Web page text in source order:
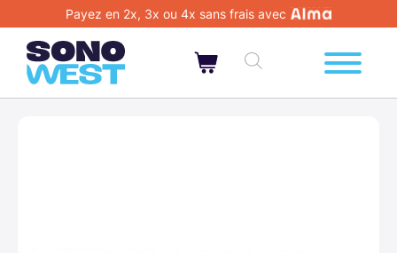
Payez en 2x, 3x ou 4x sans frais avec